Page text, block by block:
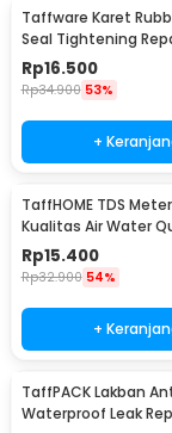
Taffware Karet
Seal Tightening
PCS - E436
Rp16.500
Rp34.900 53%
+
TaffHOME TDS
Kualitas Air Water
Tester - TDS-3
Rp15.400
Rp32.900 54%
+
TaffPACK Lakban
Waterproof Leak